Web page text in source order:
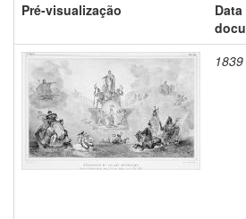
Pré-visualização
1839